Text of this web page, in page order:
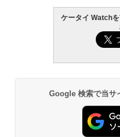
ケータイ Watch
Google 検索で当サ